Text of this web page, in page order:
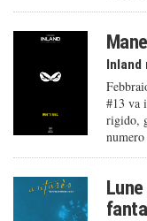
Inland
#13 va
rigido,